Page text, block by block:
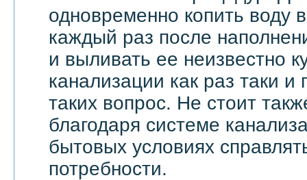
одновременно копить воду
каждый раз после
и выливать ее неизвестно
канализации как раз таки и
таких вопрос. Не стоит
благодаря системе
бытовых условиях
потребности.